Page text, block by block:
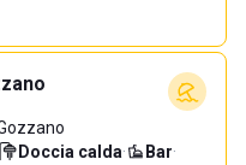
Doccia calda· Bar·